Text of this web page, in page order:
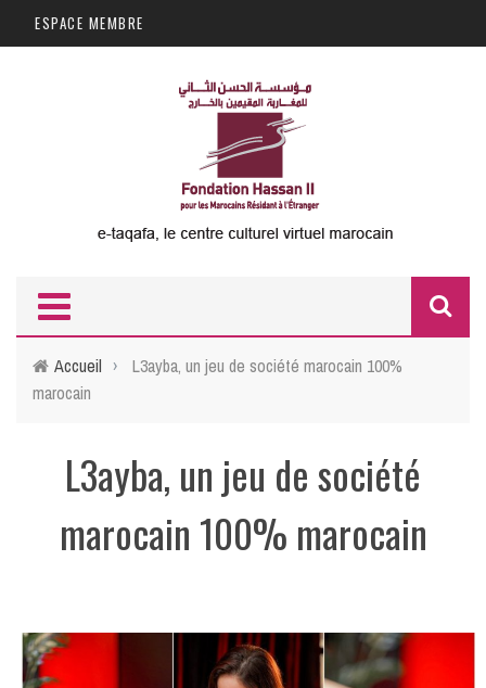
Aller au contenu principal
ESPACE MEMBRE
Accueil ›
L3ayba, un jeu de société marocain 100%
marocain
L3ayba, un jeu de société
marocain 100% marocain